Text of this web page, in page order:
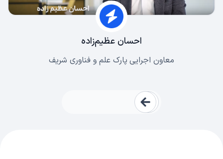
احسان عظیم‌زاده
معاون اجرایی پارک علم و فناوری شریف